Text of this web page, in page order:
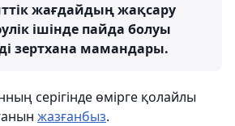
жағдайдың жақсару
ішінде пайда болуы
зертхана мамандары.
серігінде өмірге қолайлы
жазғанбыз.